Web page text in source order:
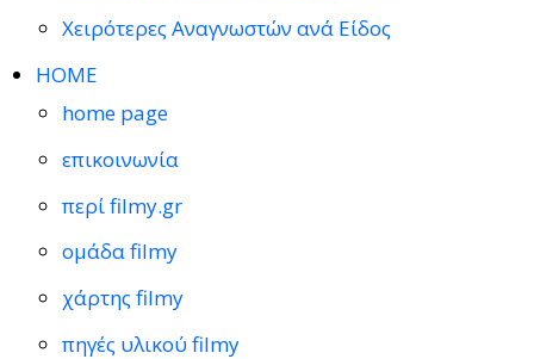
Χειρότερες Αναγνωστών ανά Είδος
HOME
home page
επικοινωνία
περί filmy.gr
ομάδα filmy
χάρτης filmy
πηγές υλικού filmy